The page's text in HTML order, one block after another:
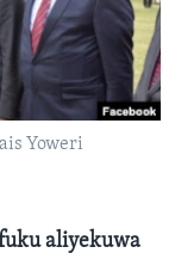
Yoweri
aliyekuwa